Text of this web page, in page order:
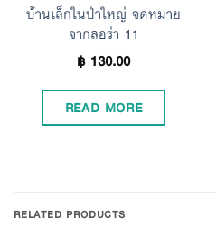
บ้านเล็กในป่าใหญ่ จดหมาย
จากลอร่า 11
฿130.00
READ MORE
RELATED PRODUCTS